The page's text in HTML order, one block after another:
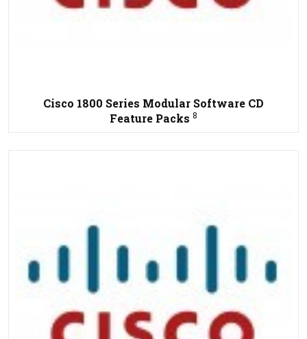
Cisco 1800 Series Modular Software CD
Feature Packs 8